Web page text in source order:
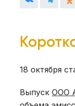
18 октября
Выпуск ООО